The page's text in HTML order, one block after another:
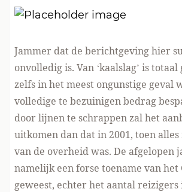
Jammer dat de berichtgeving hier
onvolledig is. Van ‘kaalslag’ is totaal
zelfs in het meest ongunstige geval
volledige te bezuinigen bedrag
door lijnen te schrappen zal het
uitkomen dan dat in 2001, toen
van de overheid was. De afgelopen
namelijk een forse toename van het
geweest, echter het aantal reizigers